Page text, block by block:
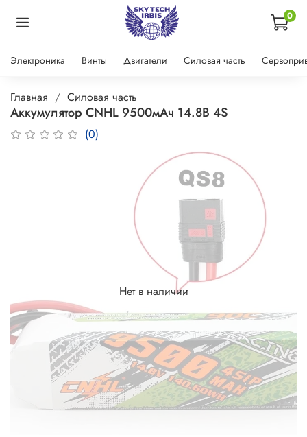
0
Электроника Винты Двигатели Силовая часть
Главная Силовая часть
Аккумулятор CNHL 9500мАч 14.8В 4S
(0)
Нет в наличии